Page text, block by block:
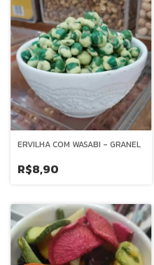
ERVILHA COM WASABI - GRANEL
R$8,90